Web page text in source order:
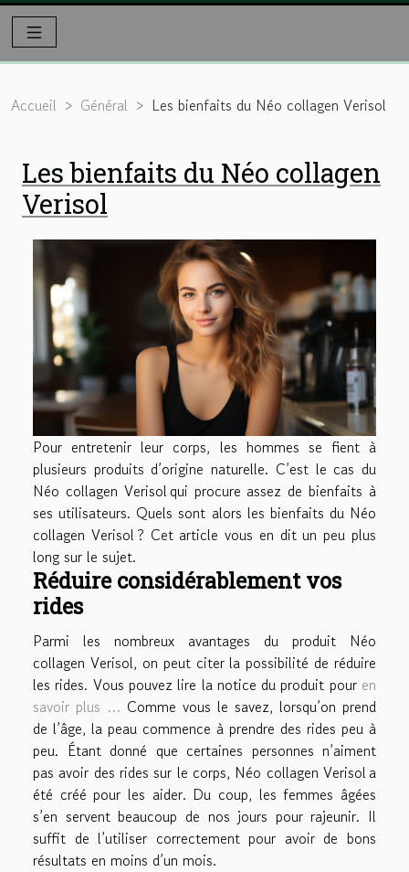
Accueil Général Les bienfaits du Néo collagen Verisol
Les bienfaits du Néo collagen
Verisol
Pour entretenir leur corps, les hommes se fient à
plusieurs produits d’origine naturelle. C’est le cas du
Néo collagen Verisol qui procure assez de bienfaits à
ses utilisateurs. Quels sont alors les bienfaits du Néo
collagen Verisol ? Cet article vous en dit un peu plus
long sur le sujet.
Réduire considérablement vos
rides
Parmi les nombreux avantages du produit Néo
collagen Verisol, on peut citer la possibilité de réduire
les rides. Vous pouvez lire la notice du produit pour en
savoir plus … Comme vous le savez, lorsqu’on prend
de l’âge, la peau commence à prendre des rides peu à
peu. Étant donné que certaines personnes n’aiment
pas avoir des rides sur le corps, Néo collagen Verisol a
été créé pour les aider. Du coup, les femmes âgées
s’en servent beaucoup de nos jours pour rajeunir. Il
suffit de l’utiliser correctement pour avoir de bons
résultats en moins d’un mois.